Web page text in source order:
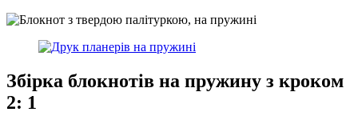
Збірка блокнотів на пружину з кроком
2: 1